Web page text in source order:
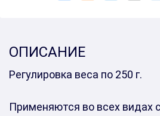
ОПИСАНИЕ
Регулировка веса по 250 г.
Применяются во всех видах